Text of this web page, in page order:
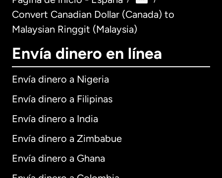
Convert Canadian Dollar (Canada) to
Malaysian Ringgit (Malaysia)
Envía dinero en línea
Envía dinero a Nigeria
Envía dinero a Filipinas
Envía dinero a India
Envía dinero a Zimbabue
Envía dinero a Ghana